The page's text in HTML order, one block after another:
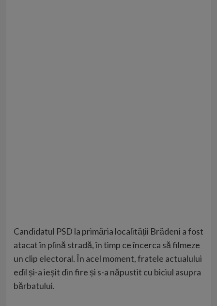
Candidatul PSD la primăria localității Brădeni a fost
atacat în plină stradă, în timp ce încerca să filmeze
un clip electoral. În acel moment, fratele actualului
edil și-a ieșit din fire și s-a năpustit cu biciul asupra
bărbatului.